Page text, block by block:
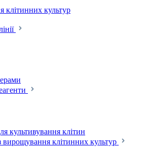
клітинних культур
культивування клітин
вирощування клітинних культур